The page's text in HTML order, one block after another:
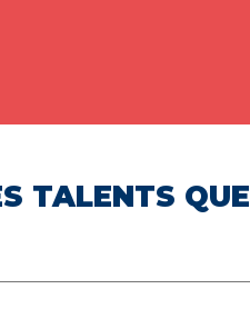
TALENTS